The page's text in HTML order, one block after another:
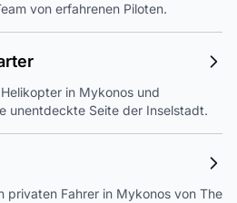
von erfahrenen Piloten.
in Mykonos und
unentdeckte Seite der Inselstadt.
privaten Fahrer in Mykonos von The